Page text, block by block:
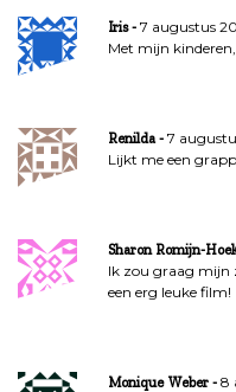
Iris
7 augustus
Met mijn
Renilda
7
Lijkt me een
Sharon Romijn-
Ik zou graag mijn
een erg leuke film!
Monique Weber
8